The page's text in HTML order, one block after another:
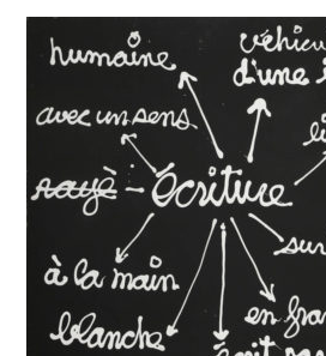
Bien a vant Andy Warhol,Ben
même œuvre une série de
motif de bananes ! En
crée des œuvres qui s’insèrent
possible d’appeler le
mail art
,
peintures composées
écriture cursive. Dans les
son admiration pour Duchamp
musique de John Cage, Ben
artistique Fluxus, avec lequel il
performances publiques.